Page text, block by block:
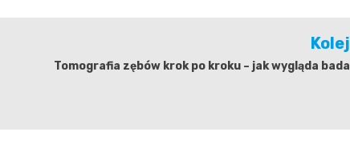
Tomografia zębów krok po kroku – jak wygląda